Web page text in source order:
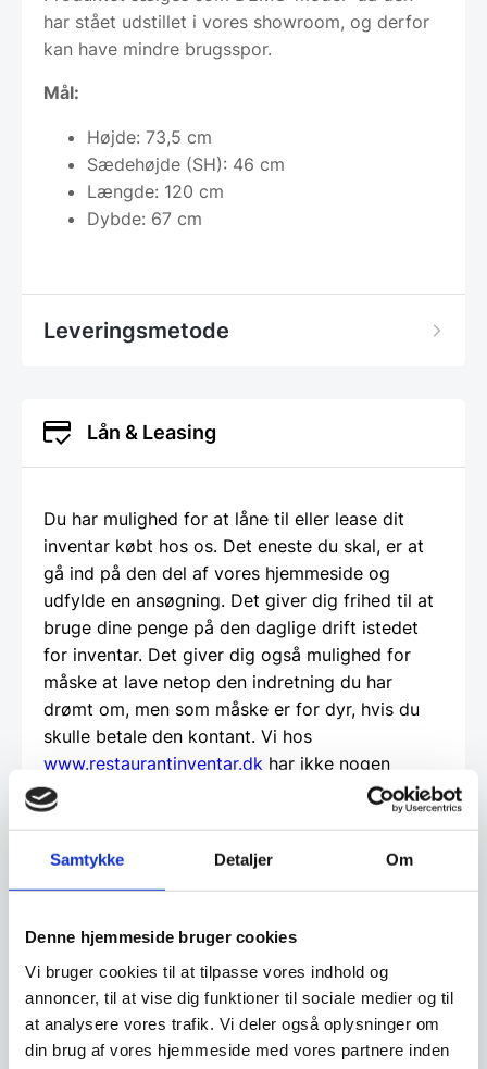
Samtykke Detaljer Om
Denne hjemmeside bruger cookies
Vi bruger cookies til at tilpasse vores indhold og
annoncer, til at vise dig funktioner til sociale medier og til
at analysere vores trafik. Vi deler også oplysninger om
din brug af vores hjemmeside med vores partnere inden
har stået udstillet i vores showroom, og derfor
kan have mindre brugsspor.
Mål:
Højde: 73,5 cm
Sædehøjde (SH): 46 cm
Længde: 120 cm
Dybde: 67 cm
Leveringsmetode
Lån & Leasing
Du har mulighed for at låne til eller lease dit
inventar købt hos os. Det eneste du skal, er at
gå ind på den del af vores hjemmeside og
udfylde en ansøgning. Det giver dig frihed til at
bruge dine penge på den daglige drift istedet
for inventar. Det giver dig også mulighed for
måske at lave netop den indretning du har
drømt om, men som måske er for dyr, hvis du
skulle betale den kontant. Vi hos
www.restaurantinventar.dk har ikke nogen
økonomisk interesse i at tilbyde dig dette ud
over vi finder det en god service. Og al
dig som kunde og en tredjepartner, som vi hos
restaurantinventar.dkhar udvalgt til at tilbyde
denne service.
Beregn og ansøg her